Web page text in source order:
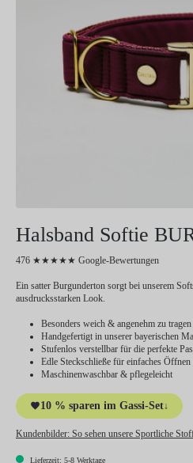
Halsband Softie
476 ★★★★★ Google-Bewertungen
Ein satter Burgunderton sorgt bei unserem
ausdrucksstarken Look.
Besonders weich & angenehm zu tragen
Handgefertigt in unserer bayerischen
Stufenlos verstellbar für die perfekte
Edle Steckschließe für einfaches
Maschinenwaschbar & pflegeleicht
10 % sparen im Gassi-Set↓
Kundenbilder: So sehen unsere Sportliche
Lieferzeit: 5-8 Werktage